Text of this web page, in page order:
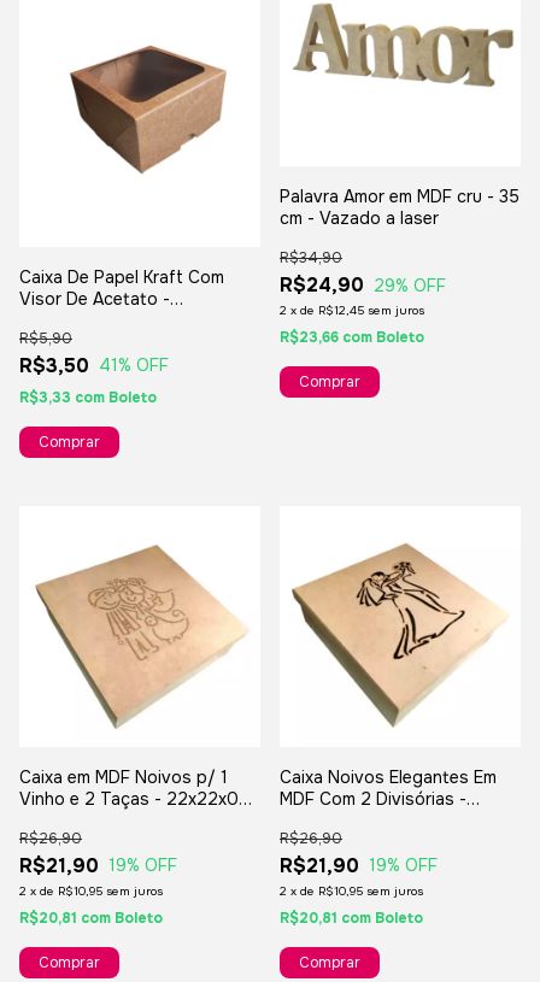
Caixa De Papel Kraft Com
Visor De Acetato -
E Lembranças
R$3,50
R$5,90
41% OFF
R$3,33 com Boleto
Comprar
Palavra Amor em MDF cru - 35
cm - Vazado a laser
R$24,90
R$34,90
29% OFF
2 x de R$12,45 sem juros
R$23,66 com Boleto
Caixa em MDF Noivos p/ 1
Vinho e 2 Taças - 22x22x07
R$21,90
R$26,90
19% OFF
2 x de R$10,95 sem juros
R$20,81 com Boleto
Caixa Noivos Elegantes Em
MDF Com 2 Divisórias -
R$21,90
R$26,90
19% OFF
2 x de R$10,95 sem juros
R$20,81 com Boleto